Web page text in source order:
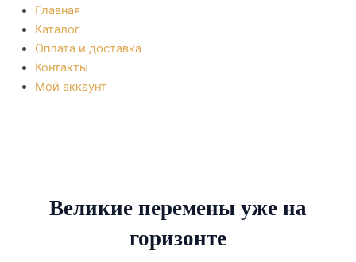
Главная
Каталог
Оплата и доставка
Контакты
Мой аккаунт
Великие перемены уже на
горизонте